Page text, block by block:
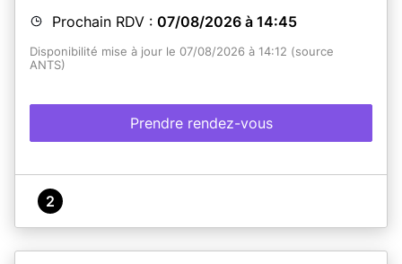
Prochain RDV : 07/08/2026 à 14:45
Disponibilité mise à jour le 07/08/2026 à 14:12 (source
ANTS)
Prendre rendez-vous
2